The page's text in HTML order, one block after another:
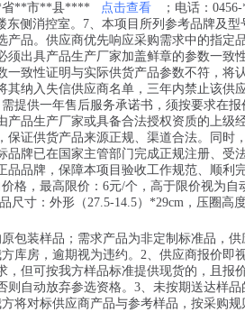
省**市**县****
点击查看
；电话：
东侧消控室。7、本项目所列参考品牌及型
品。供应商优先响应采购需求中的指定
出具产品生产厂家加盖鲜章的参数一致
致性证明与实际供货产品参数不符，将
纳入失信供应商名单，三年内禁止该供
提供一年售后服务承诺书，须按要求在报
品生产厂家或具备合法授权资质的上级
证供货产品来源正规、渠道合法。同时
牌已在国家主管部门完成正规注册、受
品牌，保障本项目验收工作规范、顺利
格，最高限价：6元/个，高于限价视为自
尺寸：外形（27.5-14.5）*29cm，压圈高
包装样品；需求产品为非定制标准品，供
库房，逾期视为违约。2、供应商报价即
但可按我方样品标准提供现货的，且报
自动放弃参选资格。3、未按期送达样品
将对标供应商产品与参考样品，按采购规